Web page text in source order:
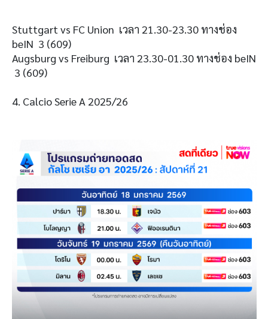
Stuttgart vs FC Union เวลา 21.30-23.30 ทางช่อง
beIN 3 (609)
Augsburg vs Freiburg เวลา 23.30-01.30 ทางช่อง beIN
3 (609)
4. Calcio Serie A 2025/26